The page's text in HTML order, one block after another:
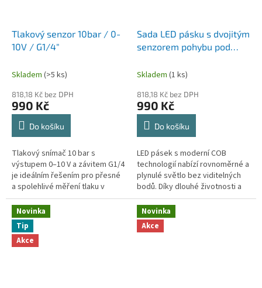
Tlakový senzor 10bar / 0-
10V / G1/4"
Skladem (>5 ks)
818,18 Kč bez DPH
990 Kč
Do košíku
Tlakový snímač 10 bar s
výstupem 0–10 V a závitem G1/4
je ideálním řešením pro přesné
a spolehlivé měření tlaku v
průmyslových i technických
aplikacích.
Sada LED pásku s dvojitým
senzorem pohybu pod
Skladem (1 ks)
818,18 Kč bez DPH
990 Kč
Do košíku
LED pásek s moderní COB
technologií nabízí rovnoměrné a
plynulé světlo bez viditelných
bodů. Díky dlouhé životnosti a
nízké spotřebě energie je
ideální pro dekorativní i...
Novinka
Tip
Akce
Novinka
Akce